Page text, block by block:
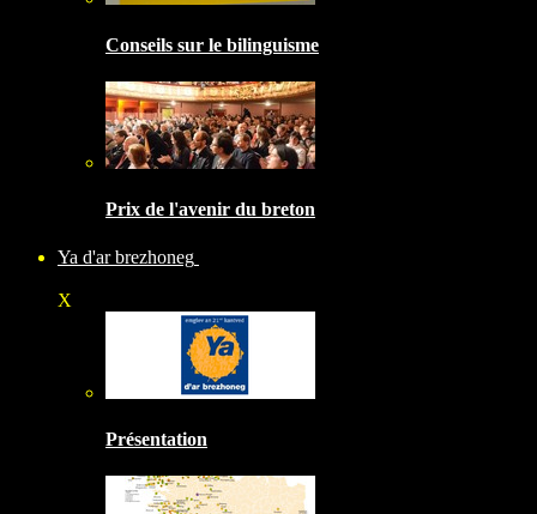
Conseils sur le bilinguisme
Prix de l'avenir du breton
Ya d'ar brezhoneg
X
Présentation